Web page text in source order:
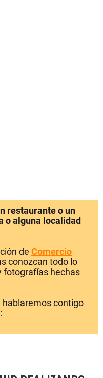
restaurante o un
o alguna localidad
de Comercio
conozcan todo lo
fotografías hechas
hablaremos contigo